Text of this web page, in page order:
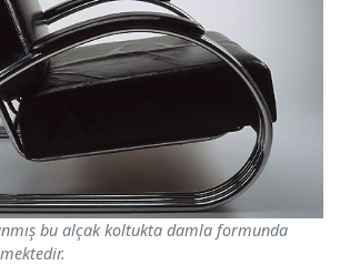
bu alçak koltukta damla formunda